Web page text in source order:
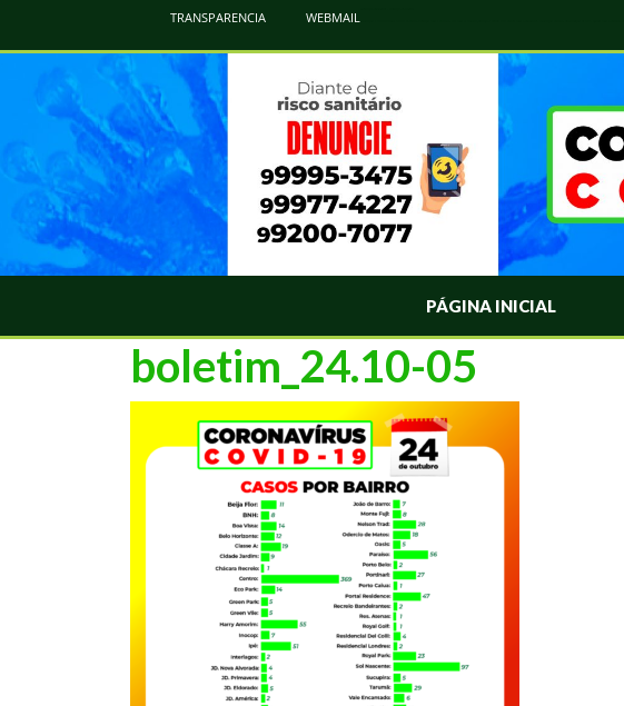
TRANSPARENCIA WEBMAIL
PÁGINA INICIAL
boletim_24.10-05